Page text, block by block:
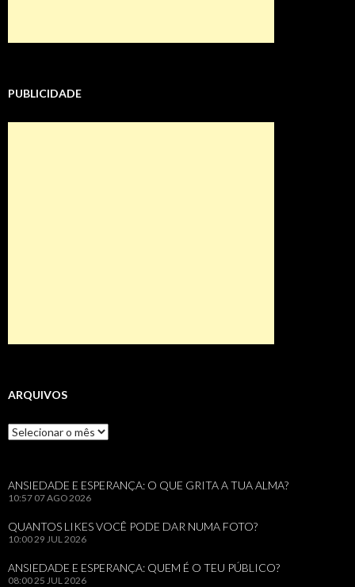
PUBLICIDADE
ARQUIVOS
Arquivos
ANSIEDADE E ESPERANÇA: O QUE GRITA A TUA ALMA?
10:57 07 AGO 2026
QUANTOS LIKES VOCÊ PODE DAR NUMA FOTO?
10:0029 JUL 2026
ANSIEDADE E ESPERANÇA: QUEM É O TEU PÚBLICO?
08:0025 JUL 2026